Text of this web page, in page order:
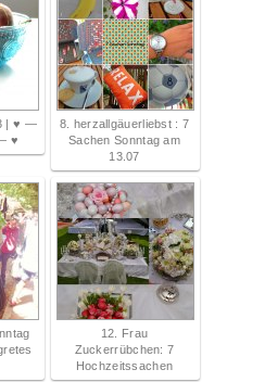
| ♥ —
♥
8. herzallgäuerliebst : 7
Sachen Sonntag am
13.07
12. Frau
Zuckerrübchen: 7
Hochzeitssachen